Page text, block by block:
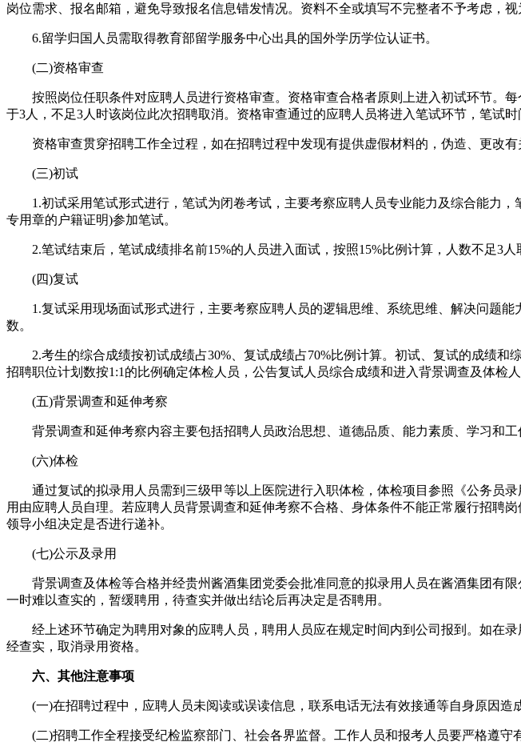
岗位需求、报名邮箱，避免导致报名信息错发情况。资料不全或填写不完整者不予考虑，
6.留学归国人员需取得教育部留学服务中心出具的国外学历学位认证书。
(二)资格审查
按照岗位任职条件对应聘人员进行资格审查。资格审查合格者原则上进入初试环节。
于3人，不足3人时该岗位此次招聘取消。资格审查通过的应聘人员将进入笔试环节，笔试
资格审查贯穿招聘工作全过程，如在招聘过程中发现有提供虚假材料的，伪造、更改有
(三)初试
1.初试采用笔试形式进行，笔试为闭卷考试，主要考察应聘人员专业能力及综合能力，
专用章的户籍证明)参加笔试。
2.笔试结束后，笔试成绩排名前15%的人员进入面试，按照15%比例计算，人数不足3人
(四)复试
1.复试采用现场面试形式进行，主要考察应聘人员的逻辑思维、系统思维、解决问题能
数。
2.考生的综合成绩按初试成绩占30%、复试成绩占70%比例计算。初试、复试的成绩和
招聘职位计划数按1:1的比例确定体检人员，公告复试人员综合成绩和进入背景调查及体检人
(五)背景调查和延伸考察
背景调查和延伸考察内容主要包括招聘人员政治思想、道德品质、能力素质、学习和工
(六)体检
通过复试的拟录用人员需到三级甲等以上医院进行入职体检，体检项目参照《公务员
用由应聘人员自理。若应聘人员背景调查和延伸考察不合格、身体条件不能正常履行招聘
领导小组决定是否进行递补。
(七)公示及录用
背景调查及体检等合格并经贵州酱酒集团党委会批准同意的拟录用人员在酱酒集团有限
一时难以查实的，暂缓聘用，待查实并做出结论后再决定是否聘用。
经上述环节确定为聘用对象的应聘人员，聘用人员应在规定时间内到公司报到。如在
经查实，取消录用资格。
六、其他注意事项
(一)在招聘过程中，应聘人员未阅读或误读信息，联系电话无法有效接通等自身原因造
(二)招聘工作全程接受纪检监察部门、社会各界监督。工作人员和报考人员要严格遵守